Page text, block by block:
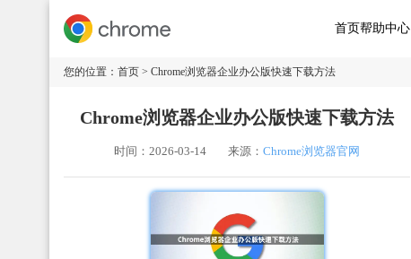
首页帮助中心
您的位置： 首页 > Chrome浏览器企业办公版快速下载方法
Chrome浏览器企业办公版快速下载方法
时间：2026-03-14 来源： Chrome浏览器官网